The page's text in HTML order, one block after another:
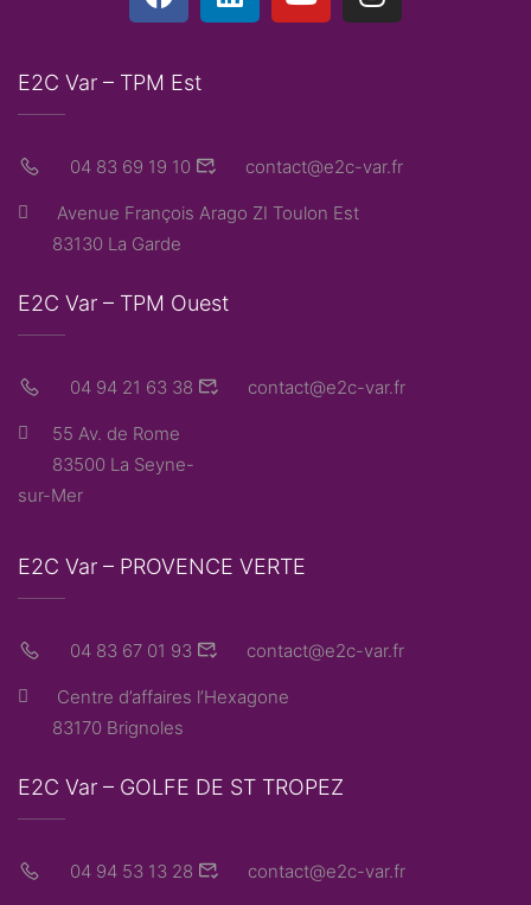
E2C Var – TPM Est
04 83 69 19 10 contact@e2c-var.fr
Avenue François Arago ZI Toulon Est
83130 La Garde
E2C Var – TPM Ouest
04 94 21 63 38 contact@e2c-var.fr
55 Av. de Rome
83500 La Seyne-
sur-Mer
E2C Var – PROVENCE VERTE
04 83 67 01 93 contact@e2c-var.fr
Centre d’affaires l’Hexagone
83170 Brignoles
E2C Var – GOLFE DE ST TROPEZ
04 94 53 13 28 contact@e2c-var.fr